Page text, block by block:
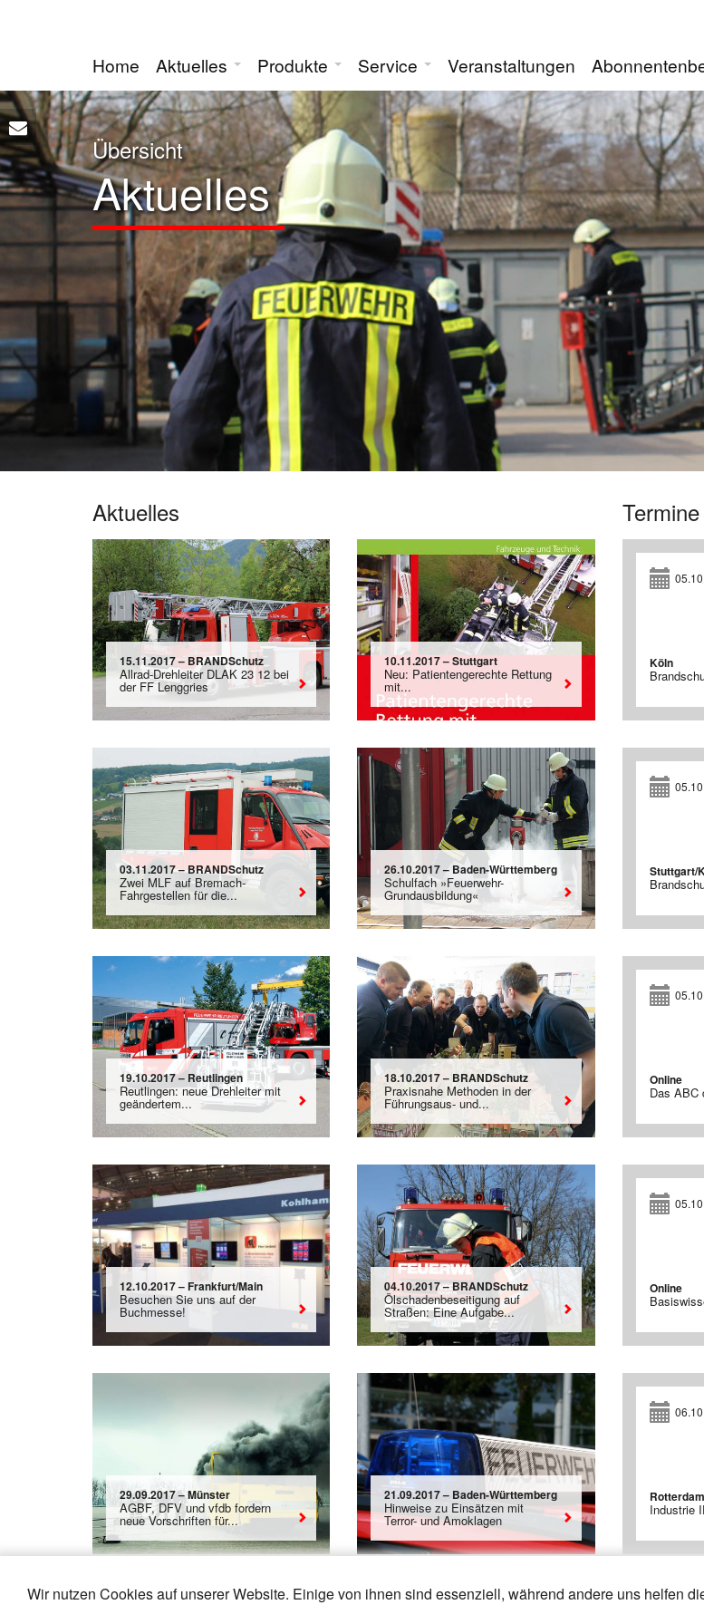
Wir nutzen Cookies auf unserer Website. Einige von ihnen sind essenziell, während andere uns helfen
Home Aktuelles Produkte Service Veranstaltungen
Übersicht
Aktuelles
Aktuelles
15.11.2017 – BRANDSchutz
Allrad-Drehleiter DLAK 23 12 bei
der FF Lenggries
10.11.2017 – Stuttgart
Neu: Patientengerechte Rettung
mit...
03.11.2017 – BRANDSchutz
Zwei MLF auf Bremach-
Fahrgestellen für die...
26.10.2017 – Baden-Württemberg
Schulfach »Feuerwehr-
Grundausbildung«
19.10.2017 – Reutlingen
Reutlingen: neue Drehleiter mit
geändertem...
18.10.2017 – BRANDSchutz
Praxisnahe Methoden in der
Führungsaus- und...
12.10.2017 – Frankfurt/Main
Besuchen Sie uns auf der
Buchmesse!
04.10.2017 – BRANDSchutz
Ölschadenbeseitigung auf
Straßen: Eine Aufgabe...
29.09.2017 – Münster
AGBF, DFV und vfdb fordern
neue Vorschriften für...
21.09.2017 – Baden-Württemberg
Hinweise zu Einsätzen mit
Terror- und Amoklagen
Termine
Köln
Stuttgart/
Online
Das ABC
Online
Industrie